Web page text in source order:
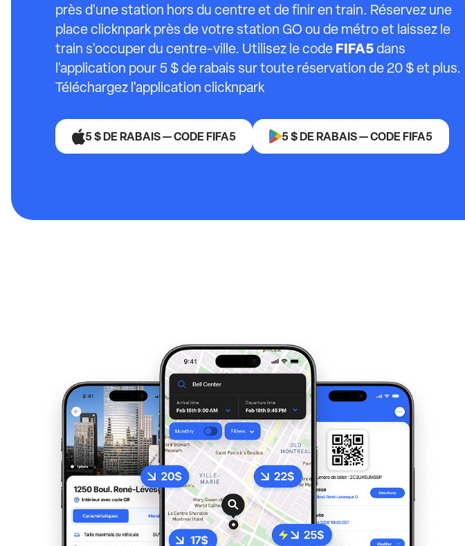
près d'une station hors du centre et de finir en train. Réservez une
place clicknpark près de votre station GO ou de métro et laissez le
train s'occuper du centre-ville. Utilisez le codeFIFA5dans
l'application pour 5 $ de rabais sur toute réservation de 20 $ et plus.
Téléchargez l'application clicknpark
5 $ DE RABAIS — CODE FIFA5 5 $ DE RABAIS — CODE FIFA5